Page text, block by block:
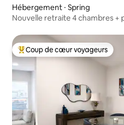
Hébergement ⋅ Spring
Nouvelle retraite 4 chambres +
Coups de cœur voyageurs les
Coup de cœur voyageurs